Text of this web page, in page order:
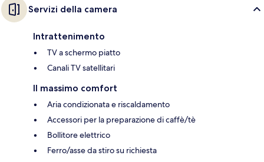
Servizi della camera
Intrattenimento
TV a schermo piatto
Canali TV satellitari
Il massimo comfort
Aria condizionata e riscaldamento
Accessori per la preparazione di caffè/tè
Bollitore elettrico
Ferro/asse da stiro su richiesta